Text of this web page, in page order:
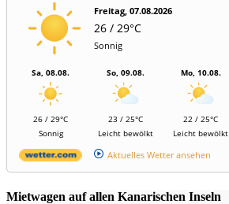
Freitag, 07.08.2026
26 / 29°C
Sonnig
Sa, 08.08.
26 / 29°C
Sonnig
So, 09.08.
23 / 25°C
Leicht bewölkt
Mo, 10.08.
22 / 25°C
Leicht bewölkt
Aktuelles Wetter ansehen
Mietwagen auf allen Kanarischen Inseln